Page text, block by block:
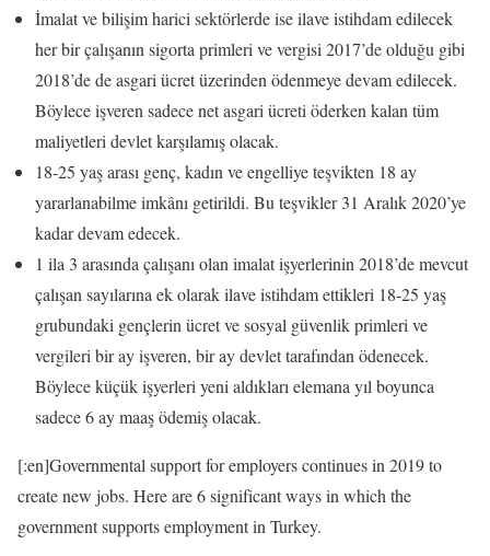
İmalat ve bilişim harici sektörlerde ise ilave istihdam edilecek
her bir çalışanın sigorta primleri ve vergisi 2017’de olduğu gibi
2018’de de asgari ücret üzerinden ödenmeye devam edilecek.
Böylece işveren sadece net asgari ücreti öderken kalan tüm
maliyetleri devlet karşılamış olacak.
18-25 yaş arası genç, kadın ve engelliye teşvikten 18 ay
yararlanabilme imkânı getirildi. Bu teşvikler 31 Aralık 2020’ye
kadar devam edecek.
1 ila 3 arasında çalışanı olan imalat işyerlerinin 2018’de mevcut
çalışan sayılarına ek olarak ilave istihdam ettikleri 18-25 yaş
grubundaki gençlerin ücret ve sosyal güvenlik primleri ve
vergileri bir ay işveren, bir ay devlet tarafından ödenecek.
Böylece küçük işyerleri yeni aldıkları elemana yıl boyunca
sadece 6 ay maaş ödemiş olacak.
[:en]Governmental support for employers continues in 2019 to
create new jobs. Here are 6 significant ways in which the
government supports employment in Turkey.